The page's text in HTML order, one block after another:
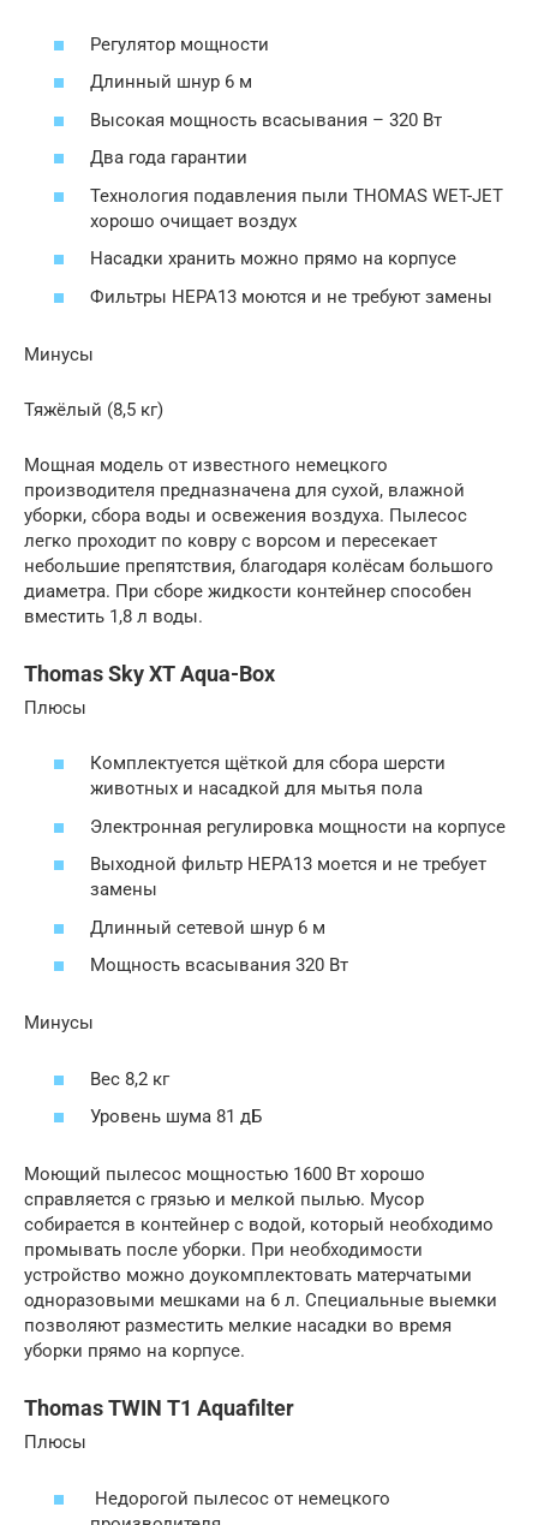
Регулятор мощности
Длинный шнур 6 м
Высокая мощность всасывания – 320 Вт
Два года гарантии
Технология подавления пыли THOMAS WET-JET
хорошо очищает воздух
Насадки хранить можно прямо на корпусе
Фильтры HEPA13 моются и не требуют замены
Минусы
Тяжёлый (8,5 кг)
Мощная модель от известного немецкого
производителя предназначена для сухой, влажной
уборки, сбора воды и освежения воздуха. Пылесос
легко проходит по ковру с ворсом и пересекает
небольшие препятствия, благодаря колёсам большого
диаметра. При сборе жидкости контейнер способен
вместить 1,8 л воды.
Thomas Sky XT Aqua-Box
Плюсы
Комплектуется щёткой для сбора шерсти
животных и насадкой для мытья пола
Электронная регулировка мощности на корпусе
Выходной фильтр HEPA13 моется и не требует
замены
Длинный сетевой шнур 6 м
Мощность всасывания 320 Вт
Минусы
Вес 8,2 кг
Уровень шума 81 дБ
Моющий пылесос мощностью 1600 Вт хорошо
справляется с грязью и мелкой пылью. Мусор
собирается в контейнер с водой, который необходимо
промывать после уборки. При необходимости
устройство можно доукомплектовать матерчатыми
одноразовыми мешками на 6 л. Специальные выемки
позволяют разместить мелкие насадки во время
уборки прямо на корпусе.
Thomas TWIN T1 Aquafilter
Плюсы
Недорогой пылесос от немецкого